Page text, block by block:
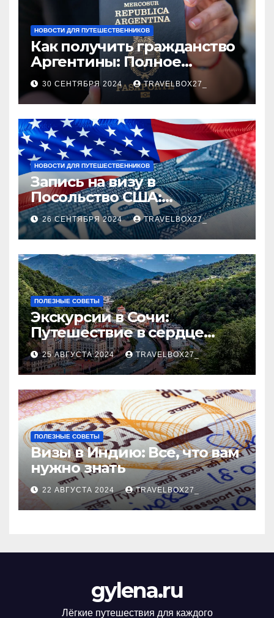
НОВОСТИ ДЛЯ ПУТЕШЕСТВЕННИКОВ
Как получить гражданство
Аргентины: Полное
руководство
30 СЕНТЯБРЯ 2024 TRAVELBOX27_
НОВОСТИ ДЛЯ ПУТЕШЕСТВЕННИКОВ
Запись на визу в
Посольство США:
Пошаговое руководство
26 СЕНТЯБРЯ 2024 TRAVELBOX27_
ПОЛЕЗНЫЕ СОВЕТЫ
Экскурсии в Сочи:
Путешествие в сердце
Черноморского курорта
25 АВГУСТА 2024 TRAVELBOX27_
ПОЛЕЗНЫЕ СОВЕТЫ
Визы в Индию: Все, что вам
нужно знать
22 АВГУСТА 2024 TRAVELBOX27_
gylena.ru
Лёгкие путешествия для каждого